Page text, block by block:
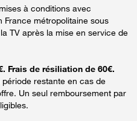
à conditions avec
France métropolitaine sous
TV après la mise en service de
Frais de résiliation de 60€.
restante en cas de
Un seul remboursement par